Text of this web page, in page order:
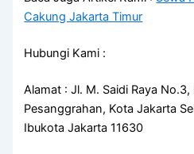
Cakung Jakarta Timur
Hubungi Kami :
Alamat : Jl. M. Saidi Raya
Pesanggrahan, Kota Jakarta
Ibukota Jakarta 11630